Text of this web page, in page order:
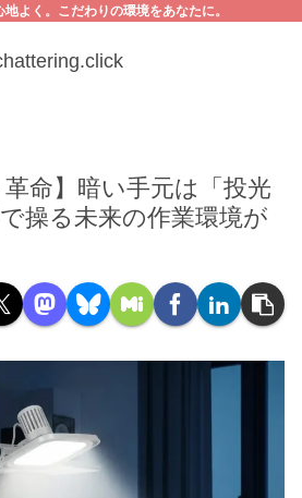
よく。こだわりの環境をあなたに。
革命】暗い手元は「投光
操る未来の作業環境が